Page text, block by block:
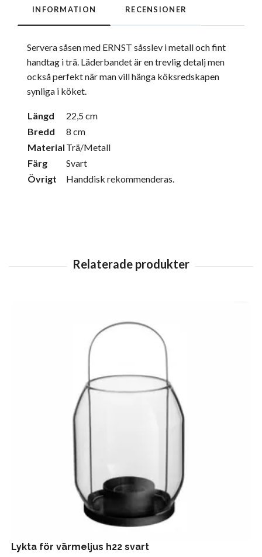
INFORMATION RECENSIONER
Servera såsen med ERNST såsslev i metall och fint
handtag i trä. Läderbandet är en trevlig detalj men
också perfekt när man vill hänga köksredskapen
synliga i köket.
Längd
22,5 cm
Bredd
8 cm
Material Trä/Metall
Färg
Svart
Övrigt
Handdisk rekommenderas.
Lykta för värmeljus h22 svart